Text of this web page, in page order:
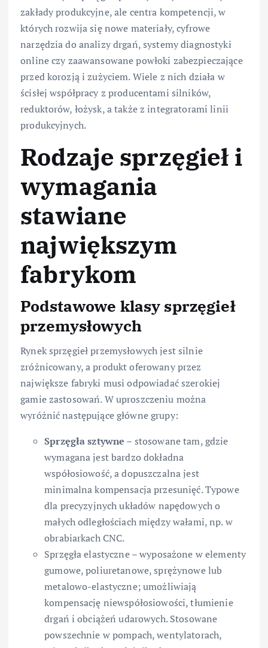
zakłady produkcyjne, ale centra kompetencji, w
których rozwija się nowe materiały, cyfrowe
narzędzia do analizy drgań, systemy diagnostyki
online czy zaawansowane powłoki zabezpieczające
przed korozją i zużyciem. Wiele z nich działa w
ścisłej współpracy z producentami silników,
reduktorów, łożysk, a także z integratorami linii
produkcyjnych.
Rodzaje sprzęgieł i
wymagania
stawiane
największym
fabrykom
Podstawowe klasy sprzęgieł
przemysłowych
Rynek sprzęgieł przemysłowych jest silnie
zróżnicowany, a produkt oferowany przez
największe fabryki musi odpowiadać szerokiej
gamie zastosowań. W uproszczeniu można
wyróżnić następujące główne grupy:
Sprzęgła sztywne – stosowane tam, gdzie
wymagana jest bardzo dokładna
współosiowość, a dopuszczalna jest
minimalna kompensacja przesunięć. Typowe
dla precyzyjnych układów napędowych o
małych odległościach między wałami, np. w
obrabiarkach CNC.
Sprzęgła elastyczne – wyposażone w elementy
gumowe, poliuretanowe, sprężynowe lub
metalowo-elastyczne; umożliwiają
kompensację niewspółosiowości, tłumienie
drgań i obciążeń udarowych. Stosowane
powszechnie w pompach, wentylatorach,